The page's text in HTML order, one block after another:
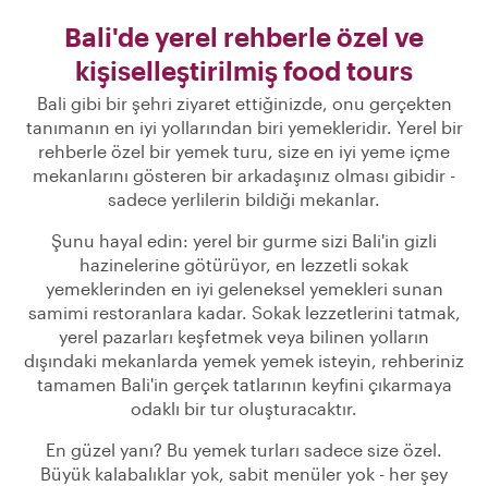
Bali'de yerel rehberle özel ve
kişiselleştirilmiş food tours
Bali gibi bir şehri ziyaret ettiğinizde, onu gerçekten
tanımanın en iyi yollarından biri yemekleridir. Yerel bir
rehberle özel bir yemek turu, size en iyi yeme içme
mekanlarını gösteren bir arkadaşınız olması gibidir -
sadece yerlilerin bildiği mekanlar.
Şunu hayal edin: yerel bir gurme sizi Bali'in gizli
hazinelerine götürüyor, en lezzetli sokak
yemeklerinden en iyi geleneksel yemekleri sunan
samimi restoranlara kadar. Sokak lezzetlerini tatmak,
yerel pazarları keşfetmek veya bilinen yolların
dışındaki mekanlarda yemek yemek isteyin, rehberiniz
tamamen Bali'in gerçek tatlarının keyfini çıkarmaya
odaklı bir tur oluşturacaktır.
En güzel yanı? Bu yemek turları sadece size özel.
Büyük kalabalıklar yok, sabit menüler yok - her şey